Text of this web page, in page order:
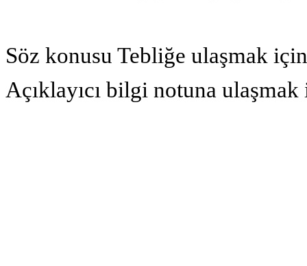
Söz konusu Tebliğe ulaşmak
Açıklayıcı bilgi notuna